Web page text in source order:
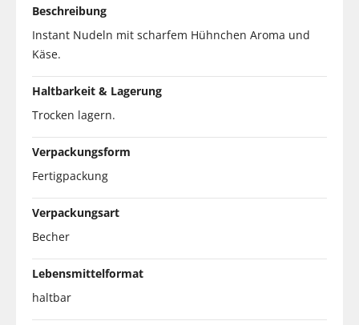
Beschreibung
Instant Nudeln mit scharfem Hühnchen Aroma und
Käse.
Haltbarkeit & Lagerung
Trocken lagern.
Verpackungsform
Fertigpackung
Verpackungsart
Becher
Lebensmittelformat
haltbar